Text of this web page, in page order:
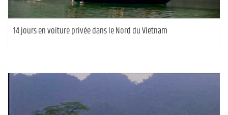
14 jours en voiture privée dans le Nord du Vietnam